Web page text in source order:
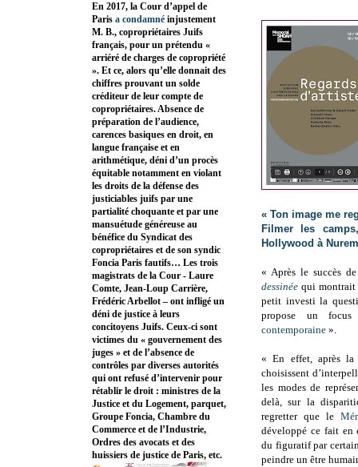
« Ton image me
Filmer les
Hollywood à
« Après le succès
dessinée qui montrait
petit investi la
propose un
contemporaine ».
« En effet, après la
choisissent
les modes de
delà, sur la
regretter que le
développé ce fait en
du figuratif par
peindre un être
En 2017, la Cour d’appel de
Paris a condamné injustement
M. B., copropriétaires Juifs
français, pour un prétendu «
arriéré de charges de copropriété
». Et ce, alors qu’elle donnait des
chiffres prouvant un solde
créditeur de leur compte de
copropriétaires. Absence de
préparation de l’audience,
carences basiques en droit, en
langue française et en
arithmétique, déni d’un procès
équitable notamment en violant
les droits de la défense des
justiciables juifs par une
partialité choquante et par une
mansuétude généreuse au
bénéfice du Syndicat des
copropriétaires et de son syndic
Foncia Paris fautifs… Les trois
magistrats de la Cour - Laure
Comte, Jean-Loup Carrière,
Frédéric Arbellot – ont infligé un
déni de justice à leurs
concitoyens Juifs. Ceux-ci sont
victimes du « gouvernement des
juges » et de l’absence de
contrôles par diverses autorités
qui ont refusé d’intervenir pour
rétablir le droit : ministres de la
Justice et du Logement, parquet,
Groupe Foncia, Chambre du
Commerce et de l’Industrie,
Ordres des avocats et des
huissiers de justice de Paris, etc.